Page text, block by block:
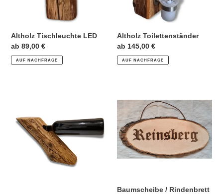
Altholz Tischleuchte LED
Normaler
Preis
ab 89,00 €
AUF NACHFRAGE
Altholz Toilettenständer
Normaler
Preis
ab 145,00 €
AUF NACHFRAGE
Rindenbrett
mit
Gravur
Baumscheibe / Rindenbrett